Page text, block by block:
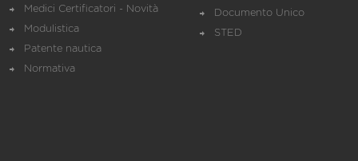
Medici Certificatori - Novità
Modulistica
Patente nautica
Normativa
Documento Unico
STED